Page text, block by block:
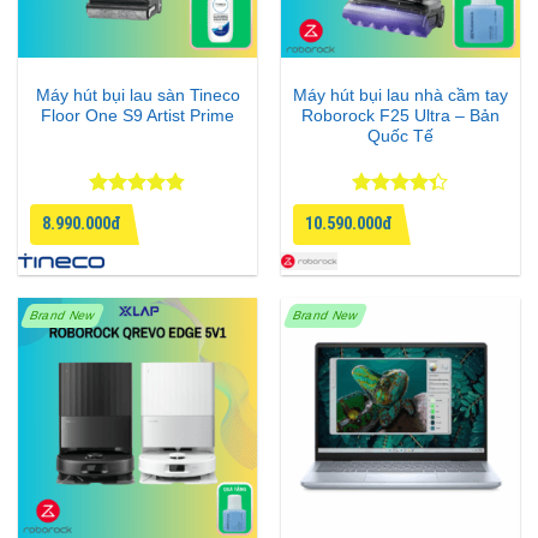
nhưng nhiều hãng thường “cắt giảm”.
phân khúc
Nếu chỉ chọn 1 lý do để mua máy này → đó là màn
hình.
AMOLED 6.83 inch với độ phân giải 2772 x 1280 pixel
Máy hút bụi lau sàn Tineco
Floor One S9 Artist Prime
Được xếp
hạng4.75
5 sao
8.990.000đ
Máy hút bụi lau nhà cầm tay
Roborock F25 Ultra – Bản
Quốc Tế
Được xếp
hạng
4.33
5 sao
10.590.000đ
Brand New Brand New